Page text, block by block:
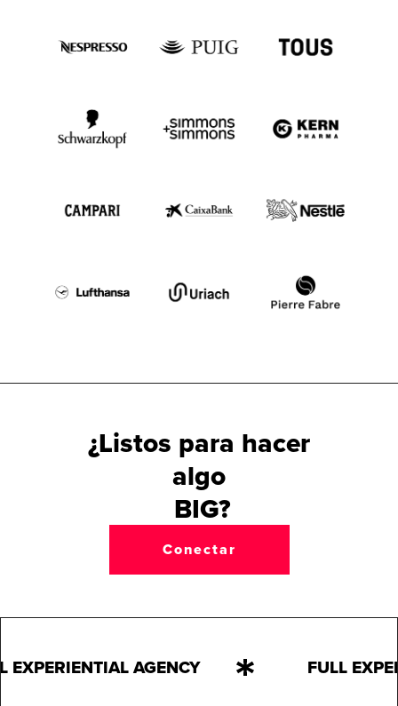
¿Listos para hacer
algo
BIG?
SO BIG?
WOW?
BEAUTIFUL?
FUN?
Conectar
EXPERIENTIAL AGENCY FULL